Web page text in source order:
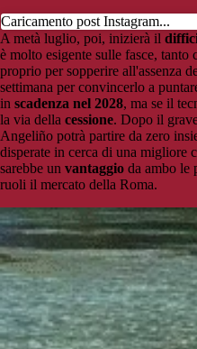
Caricamento post Instagram...
A metà luglio, poi, inizierà il
è molto esigente sulle fasce, tanto
proprio per sopperire all'assenza
settimana per convincerlo a
in scadenza nel 2028, ma se il
la via della cessione. Dopo il
Angeliño potrà partire da zero
disperate in cerca di una migliore
sarebbe un vantaggio da ambo le
ruoli il mercato della Roma.